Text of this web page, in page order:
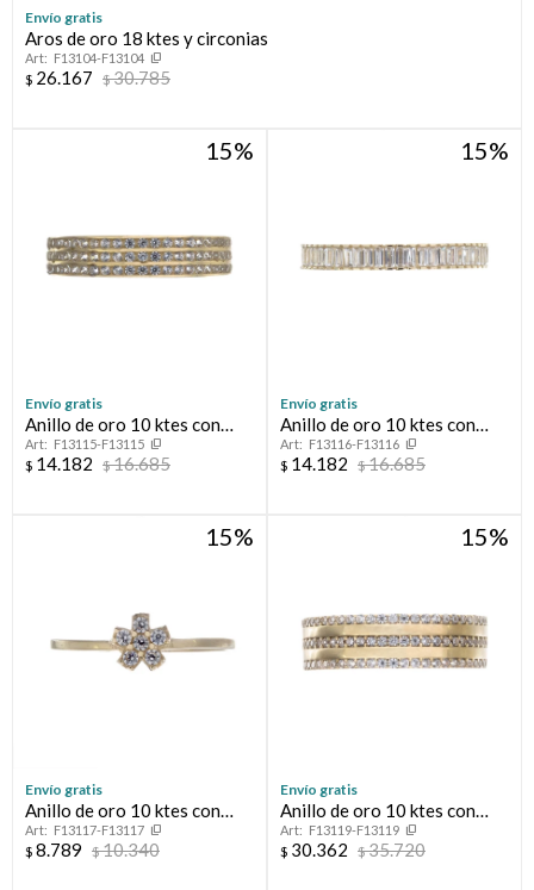
Envío gratis
Aros de oro 18 ktes y circonias
F13104-F13104
$ 26.167 $30.785
15
Envío gratis
Anillo de oro 10 ktes con
circonias, MEDIO SIN FIN.
F13115-F13115
$ 14.182 $16.685
15
Envío gratis
Anillo de oro 10 ktes con
circonias, MEDIO SIN FIN.
F13116-F13116
$ 14.182 $16.685
15
Envío gratis
Anillo de oro 10 ktes con
circonias, FLOT
F13117-F13117
$ 8.789 $10.340
15
Envío gratis
Anillo de oro 10 ktes con
circonias.
F13119-F13119
$ 30.362 $35.720
Compromiso